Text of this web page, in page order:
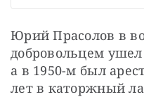
Юрий Прасолов в
добровольцем
а в 1950-м был
лет в каторжный